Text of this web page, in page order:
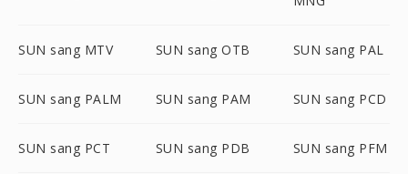
SUN sang MTV SUN sang OTB SUN sang PAL
SUN sang PALM SUN sang PAM SUN sang PCD
SUN sang PCT SUN sang PDB SUN sang PFM